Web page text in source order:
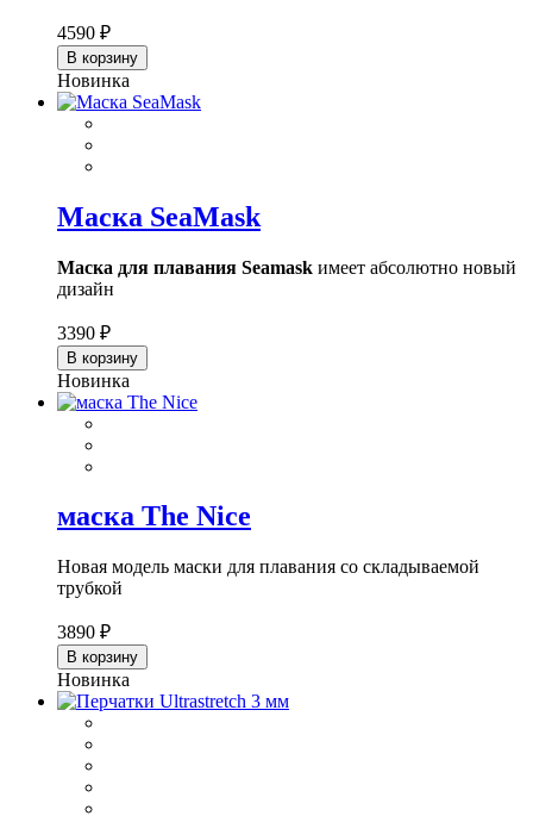
4590 ₽
В корзину
Новинка
Маска SeaMask
Маска для плавания Seamask имеет абсолютно новый
дизайн
3390 ₽
В корзину
Новинка
маска The Nice
Новая модель маски для плавания со складываемой
трубкой
3890 ₽
В корзину
Новинка